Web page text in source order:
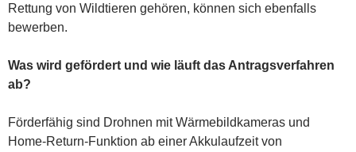
Rettung von Wildtieren gehören, können sich ebenfalls
bewerben.
Was wird gefördert und wie läuft das Antragsverfahren
ab?
Förderfähig sind Drohnen mit Wärmebildkameras und
Home-Return-Funktion ab einer Akkulaufzeit von